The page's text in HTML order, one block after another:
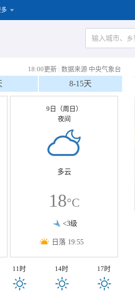
多
18:00更新 | 数据来源 中央气象台
8-15天
9日（周日）
夜间
多云
18°C
<3级
日落 19:55
11时 14时 17时